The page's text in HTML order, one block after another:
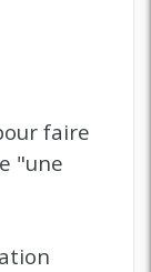
faire
"une